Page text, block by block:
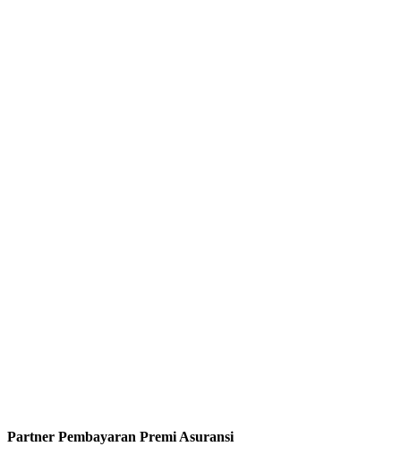
Partner Pembayaran Premi Asuransi